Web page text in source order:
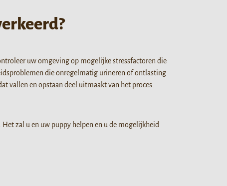
uw omgeving op mogelijke stressfactoren die
die onregelmatig urineren of ontlasting
vallen en opstaan deel uitmaakt van het proces.
zal u en uw puppy helpen en u de mogelijkheid